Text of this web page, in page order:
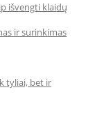
išvengti klaidų
ir surinkimas
tyliai, bet ir